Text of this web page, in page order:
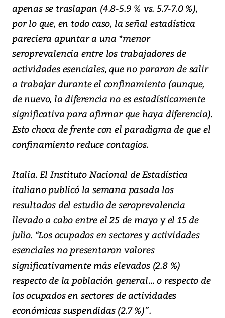
apenas se traslapan (4.8-5.9 % vs. 5.7-7.0 %),
por lo que, en todo caso, la señal estadística
pareciera apuntar a una *menor
seroprevalencia entre los trabajadores de
actividades esenciales, que no pararon de salir
a trabajar durante el confinamiento (aunque,
de nuevo, la diferencia no es estadísticamente
significativa para afirmar que haya diferencia).
Esto choca de frente con el paradigma de que el
confinamiento reduce contagios.
Italia. El Instituto Nacional de Estadística
italiano publicó la semana pasada los
resultados del estudio de seroprevalencia
llevado a cabo entre el 25 de mayo y el 15 de
julio. “Los ocupados en sectores y actividades
esenciales no presentaron valores
significativamente más elevados (2.8 %)
respecto de la población general… o respecto de
los ocupados en sectores de actividades
económicas suspendidas (2.7 %)”.